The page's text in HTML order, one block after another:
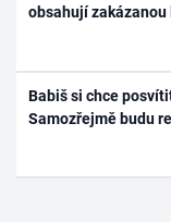
obsahují zakázanou
Babiš si chce
Samozřejmě budu